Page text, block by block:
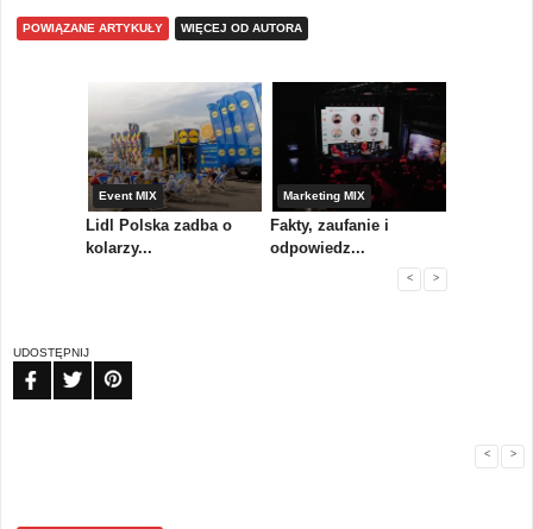
POWIĄZANE ARTYKUŁY WIĘCEJ OD AUTORA
Event MIX
Lidl Polska zadba o
kolarzy...
Marketing MIX
Fakty, zaufanie i
odpowiedz...
< >
UDOSTĘPNIJ
< >